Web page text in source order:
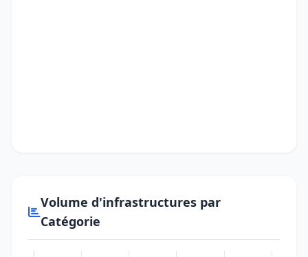
Volume d'infrastructures par
Catégorie